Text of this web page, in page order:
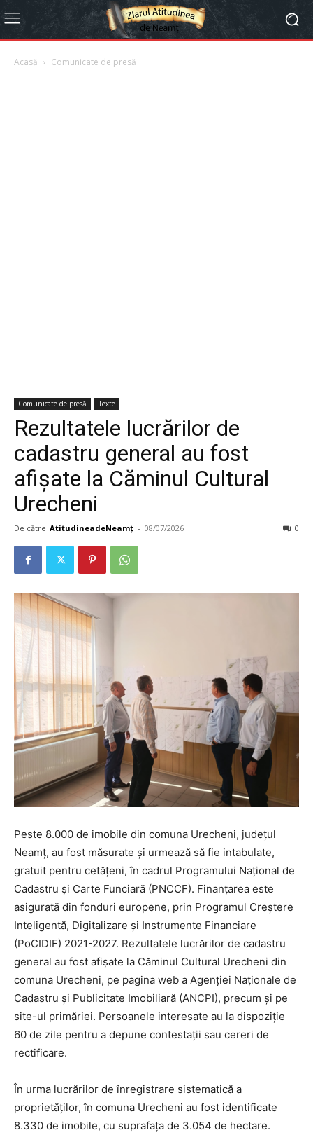
Acasă Comunicate de presă
Comunicate de presă Texte
Rezultatele lucrărilor de
cadastru general au fost
afișate la Căminul Cultural
Urecheni
De către AtitudineadeNeamț - 08/07/2026 0
Peste 8.000 de imobile din comuna Urecheni, județul
Neamț, au fost măsurate și urmează să fie intabulate,
gratuit pentru cetățeni, în cadrul Programului Național de
Cadastru și Carte Funciară (PNCCF). Finanțarea este
asigurată din fonduri europene, prin Programul Creștere
Inteligentă, Digitalizare și Instrumente Financiare
(PoCIDIF) 2021-2027. Rezultatele lucrărilor de cadastru
general au fost afișate la Căminul Cultural Urecheni din
comuna Urecheni, pe pagina web a Agenției Naționale de
Cadastru și Publicitate Imobiliară (ANCPI), precum și pe
site-ul primăriei. Persoanele interesate au la dispoziție
60 de zile pentru a depune contestații sau cereri de
rectificare.
În urma lucrărilor de înregistrare sistematică a
proprietăților, în comuna Urecheni au fost identificate
8.330 de imobile, cu suprafața de 3.054 de hectare.